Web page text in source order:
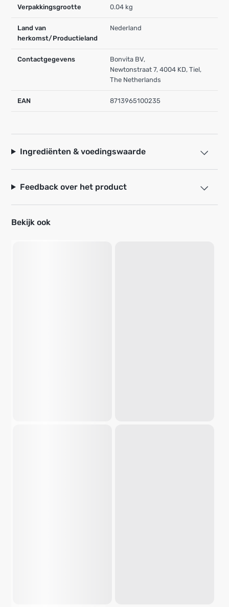
Verpakkingsgrootte 0.04 kg
Land van
herkomst/Productieland
Nederland
Contactgegevens
Bonvita BV,
Newtonstraat 7, 4004 KD, Tiel,
The Netherlands
EAN 8713965100235
Ingrediënten & voedingswaarde
Feedback over het product
Bekijk ook